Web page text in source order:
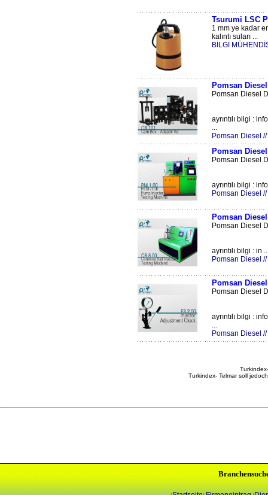
Tsurumi LSC
1 mm ye kadar
kalıntı suları ...
BİLGİ
Pomsan
Pomsan Diesel
ayrıntılı bilgi :
...
Pomsan Diesel
Pomsan
Pomsan Diesel
ayrıntılı bilgi :
Pomsan Diesel
Pomsan
Pomsan Diesel
ayrıntılı bilgi : in
Pomsan Diesel
Pomsan
Pomsan Diesel
ayrıntılı bilgi :
...
Pomsan Diesel
Turkindex- Telmar soll